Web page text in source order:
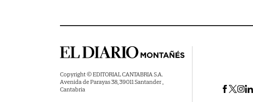
Copyright © EDITORIAL CANTABRIA S.A.
Avenida de Parayas 38, 39011 Santander ,
Cantabria